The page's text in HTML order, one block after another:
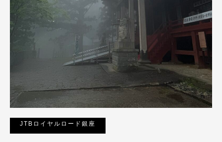
JTBロイヤルロード銀座